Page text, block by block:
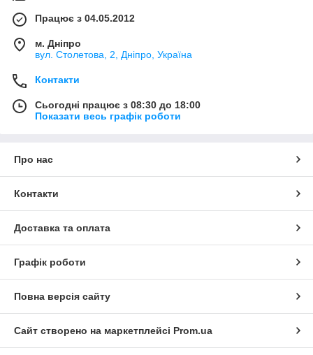
Працює з 04.05.2012
м. Дніпро
вул. Столетова, 2, Дніпро, Україна
Контакти
Сьогодні працює з 08:30 до 18:00
Показати весь графік роботи
Про нас
Контакти
Доставка та оплата
Графік роботи
Повна версія сайту
Сайт створено на маркетплейсі Prom.ua